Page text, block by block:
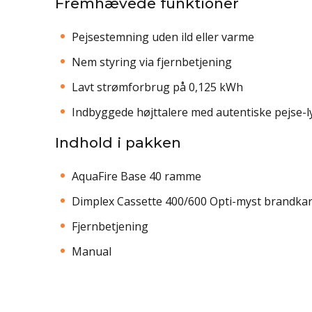
Pejsestemning uden ild eller varme
Nem styring via fjernbetjening
Lavt strømforbrug på 0,125 kWh
Indbyggede højttalere med autentiske pejse-
Indhold i pakken
AquaFire Base 40 ramme
Dimplex Cassette 400/600 Opti-myst brandkar
Fjernbetjening
Manual